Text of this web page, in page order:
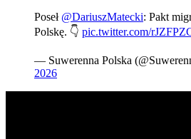
Poseł @DariuszMatecki: Pakt
Polskę. 👇 pic.twitter.com/
— Suwerenna Polska
2026